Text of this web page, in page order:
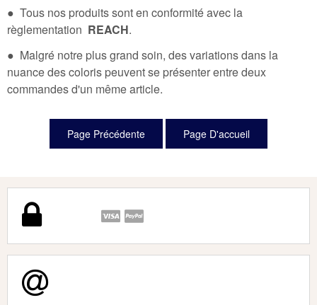
● Tous nos produits sont en conformité avec la
règlementation REACH.
● Malgré notre plus grand soin, des variations dans la
nuance des coloris peuvent se présenter entre deux
commandes d'un même article.